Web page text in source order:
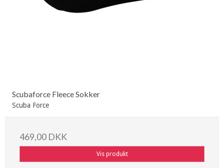
Scubaforce Fleece Sokker
Scuba Force
469,00 DKK
Vis produkt